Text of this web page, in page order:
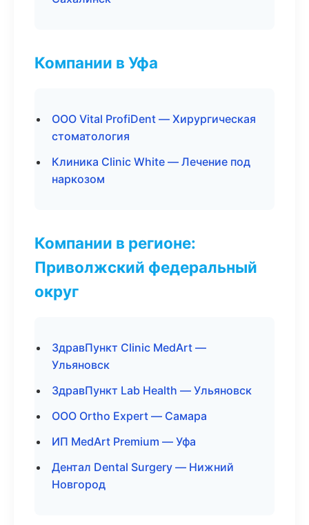
Компании в Уфа
ООО Vital ProfiDent — Хирургическая
стоматология
Клиника Clinic White — Лечение под
наркозом
Компании в регионе:
Приволжский федеральный
округ
ЗдравПункт Clinic MedArt —
Ульяновск
ЗдравПункт Lab Health — Ульяновск
ООО Ortho Expert — Самара
ИП MedArt Premium — Уфа
Дентал Dental Surgery — Нижний
Новгород